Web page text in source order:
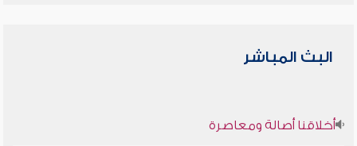
البث المباشر
أخلاقنا أصالة ومعاصرة